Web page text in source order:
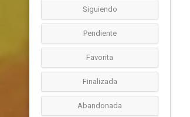
Siguiendo
Pendiente
Favorita
Finalizada
Abandonada